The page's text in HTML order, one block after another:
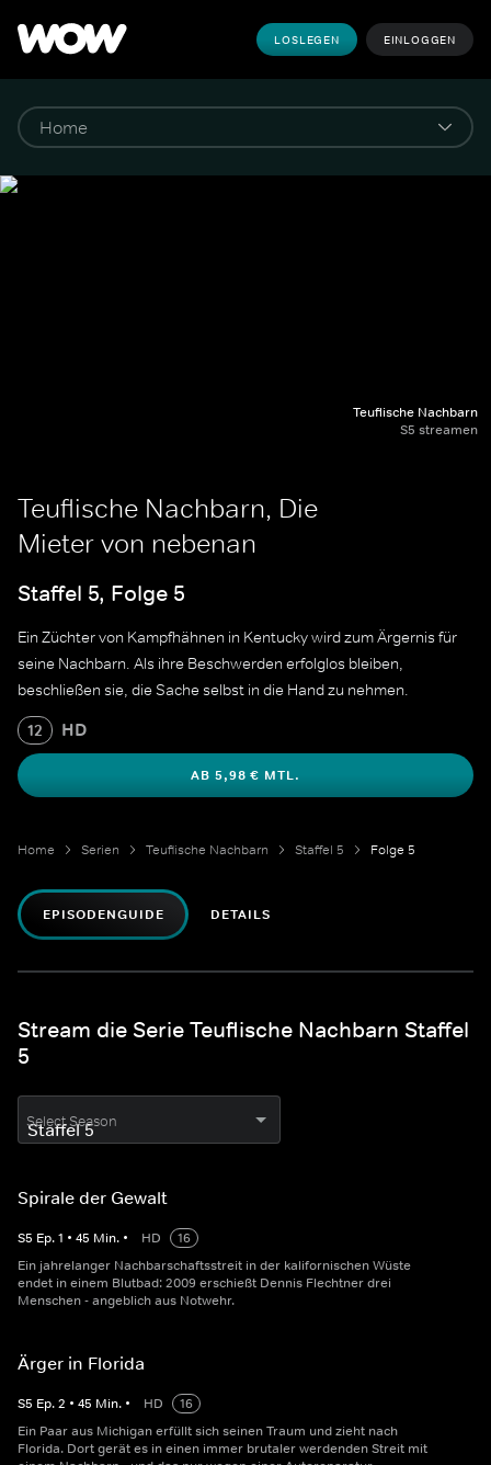
LOSLEGEN EINLOGGEN
Teuflische Nachbarn
S5 streamen
Teuflische Nachbarn, Die
Mieter von nebenan
Staffel 5, Folge 5
Ein Züchter von Kampfhähnen in Kentucky wird zum Ärgernis für
seine Nachbarn. Als ihre Beschwerden erfolglos bleiben,
beschließen sie, die Sache selbst in die Hand zu nehmen.
12 HD
AB 5,98 € MTL.
Home Serien Teuflische Nachbarn Staffel 5 Folge 5
EPISODENGUIDE DETAILS
Stream die Serie Teuflische Nachbarn Staffel
5
Select Season
Spirale der Gewalt
S5 Ep.1 • 45 Min. • HD
16
Ein jahrelanger Nachbarschaftsstreit in der kalifornischen Wüste
endet in einem Blutbad: 2009 erschießt Dennis Flechtner drei
Menschen - angeblich aus Notwehr.
Ärger in Florida
S5 Ep.2 • 45 Min. • HD
16
Ein Paar aus Michigan erfüllt sich seinen Traum und zieht nach
Florida. Dort gerät es in einen immer brutaler werdenden Streit mit